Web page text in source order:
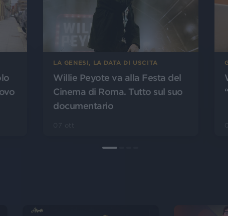
LA GENESI, LA DATA DI USCITA
Willie Peyote va alla Festa del
Cinema di Roma. Tutto sul suo
documentario